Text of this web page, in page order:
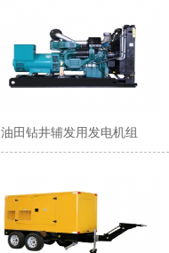
油田钻井辅发用发电机组